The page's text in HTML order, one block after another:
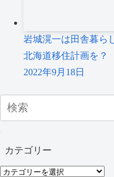
岩城滉一は田舎暮ら
北海道移住計画を？
2022年9月18日
カテゴリー
カ